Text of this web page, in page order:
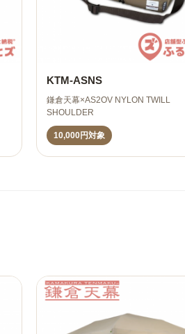
KTM-ASNS
鎌倉天幕×AS2OV NYLON TWILL
SHOULDER
10,000円対象